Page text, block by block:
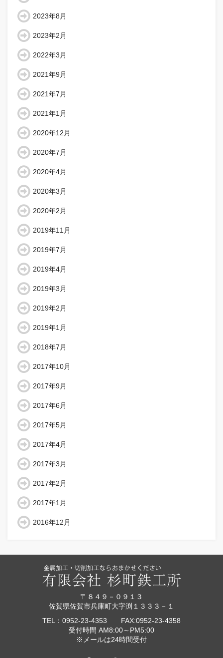
2023年8月
2023年2月
2022年3月
2021年9月
2021年7月
2021年1月
2020年12月
2020年7月
2020年4月
2020年3月
2020年2月
2019年11月
2019年7月
2019年4月
2019年3月
2019年2月
2019年1月
2018年7月
2017年10月
2017年9月
2017年6月
2017年5月
2017年4月
2017年3月
2017年2月
2017年1月
2016年12月
〒８４９－０９１３
佐賀県佐賀市兵庫町大字渕１３３３－１
TEL：0952-23-4353 FAX:0952-23-4358
受付時間 AM8:00～PM5:00
※メールは24時間受付